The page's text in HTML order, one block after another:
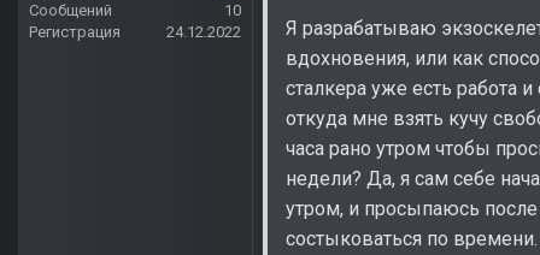
Сообщений
10
Регистрация
24.12.2022
Я разрабатываю
вдохновения, или как
сталкера уже есть работа
откуда мне взять кучу
часа рано утром чтобы
недели? Да, я сам себе
утром, и просыпаюсь
состыковаться по времени.